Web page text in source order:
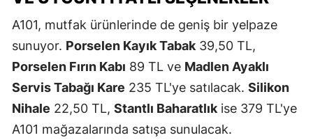
A101, mutfak ürünlerinde de geniş bir yelpaze
sunuyor. Porselen Kayık Tabak 39,50 TL,
Porselen Fırın Kabı 89 TL ve Madlen Ayaklı
Servis Tabağı Kare 235 TL'ye satılacak. Silikon
Nihale 22,50 TL, Stantlı Baharatlık ise 379 TL'ye
A101 mağazalarında satışa sunulacak.